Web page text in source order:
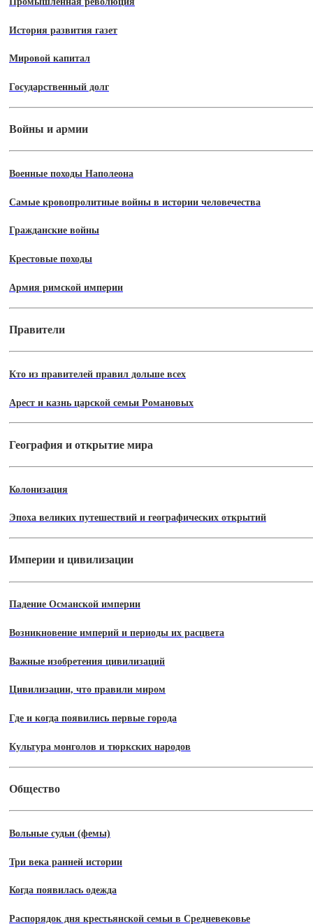
История развития газет
Мировой капитал
Государственный долг
Войны и армии
Военные походы Наполеона
Самые кровопролитные войны в истории человечества
Гражданские войны
Крестовые походы
Армия римской империи
Правители
Кто из правителей правил дольше всех
Арест и казнь царской семьи Романовых
География и открытие мира
Колонизация
Эпоха великих путешествий и географических открытий
Империи и цивилизации
Падение Османской империи
Возникновение империй и периоды их расцвета
Важные изобретения цивилизаций
Цивилизации, что правили миром
Где и когда появились первые города
Культура монголов и тюркских народов
Общество
Вольные судьи (фемы)
Три века ранней истории
Когда появилась одежда
Распорядок дня крестьянской семьи в Средневековье